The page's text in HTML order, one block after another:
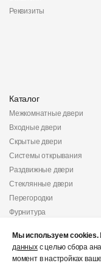
Реквизиты
Каталог
Межкомнатные двери
Входные двери
Скрытые двери
Системы открывания
Раздвижные двери
Стеклянные двери
Перегородки
Фурнитура
Мы используем cookies.
данныхс целью сбора
момент в настройках